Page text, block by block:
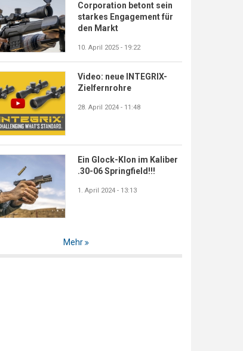
Corporation betont sein
starkes Engagement für
den Markt
10. April 2025 - 19:22
Video: neue INTEGRIX-
Zielfernrohre
28. April 2024 - 11:48
Ein Glock-Klon im Kaliber
.30-06 Springfield!!!
1. April 2024 - 13:13
Mehr